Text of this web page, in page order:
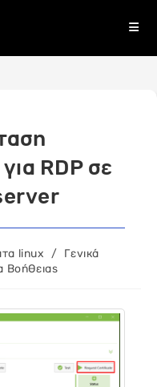
RDP σε
linux / Γενικά
Βοήθειας